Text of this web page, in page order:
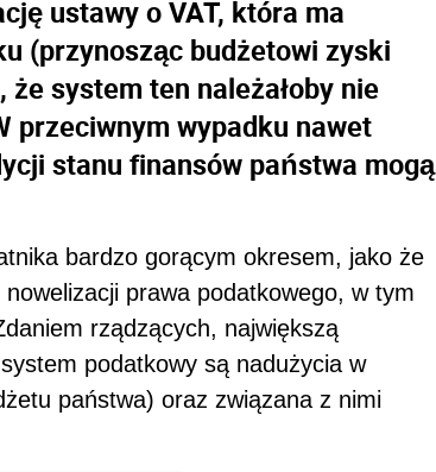
ustawy o VAT, która ma
(przynosząc budżetowi zyski
że system ten należałoby nie
przeciwnym wypadku nawet
stanu finansów państwa mogą
bardzo gorącym okresem, jako że
prawa podatkowego, w tym
rządzących, największą
podatkowy są nadużycia w
państwa) oraz związana z nimi